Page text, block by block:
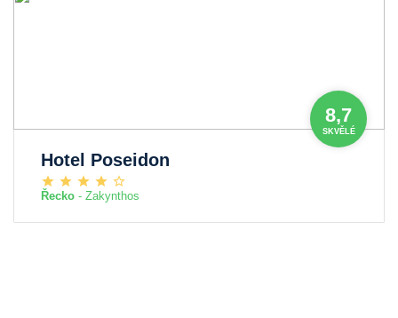
8,7
SKVĚLÉ
Hotel Poseidon
Řecko - Zakynthos